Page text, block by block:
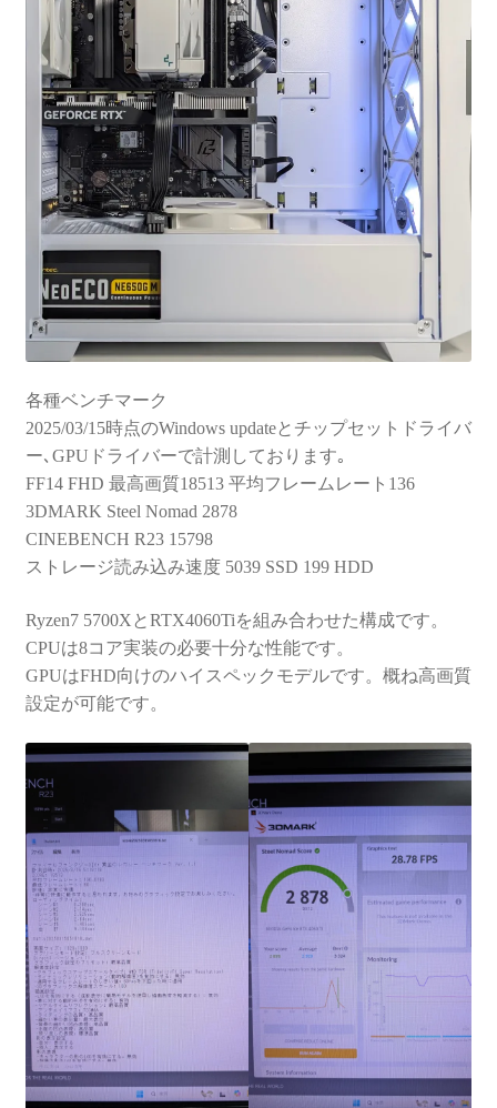
各種ベンチマーク
2025/03/15時点のWindows updateとチップセットドライバ
ー､GPUドライバーで計測しております｡
FF14 FHD 最高画質18513 平均フレームレート136
3DMARK Steel Nomad 2878
CINEBENCH R23 15798
ストレージ読み込み速度 5039 SSD 199 HDD
Ryzen7 5700XとRTX4060Tiを組み合わせた構成です。
CPUは8コア実装の必要十分な性能です。
GPUはFHD向けのハイスペックモデルです。概ね高画質
設定が可能です。